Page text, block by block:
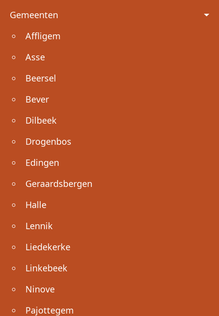
Voet
Gemeenten
Affligem
Asse
Beersel
Bever
Dilbeek
Drogenbos
Edingen
Geraardsbergen
Halle
Lennik
Liedekerke
Linkebeek
Ninove
Pajottegem